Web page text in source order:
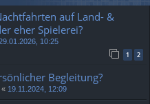
auf Land- &
eher Spielerei?
10:25
1 2
Begleitung?
« 19.11.2024, 12:09